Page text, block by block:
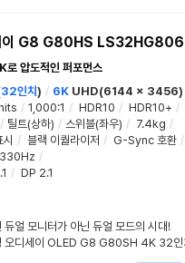
이 G8 G80HS LS32HG806
압도적인 퍼포먼스
32인치 ) / 6KUHD(6144 x 3456)
/ 1,000:1 / HDR10 / HDR10+ /
/ 틸트(상하) / 스위블(좌우) / 7.4kg /
/ 블랙 이퀄라이저 / G-Sync 호환 /
/
/ DP 2.1
듀얼 모니터가 아닌 듀얼 모드의 시대!